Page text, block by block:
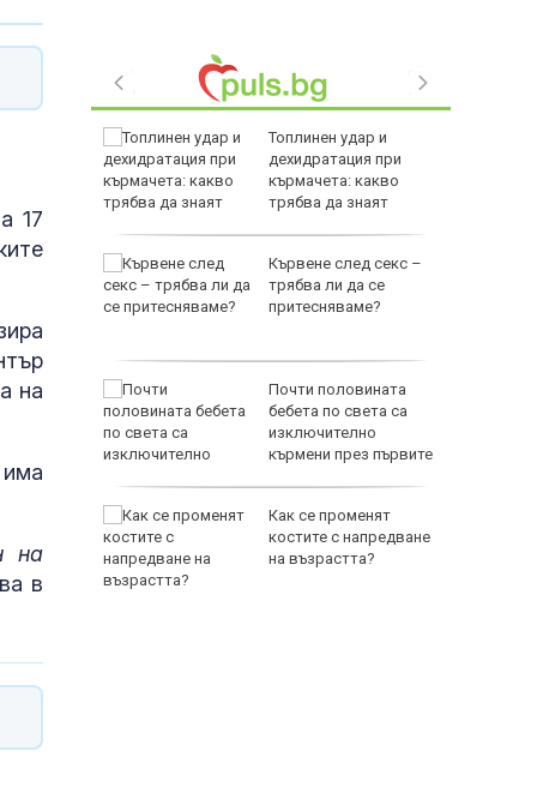
17
на
на
в
бе
Топлинен удар и
дехидратация при
кърмачета: какво
трябва да знаят
Кървене след секс –
трябва ли да се
притесняваме?
Почти половината
бебета по света са
изключително
кърмени през първите
Как се променят
костите с напредване
на възрастта?